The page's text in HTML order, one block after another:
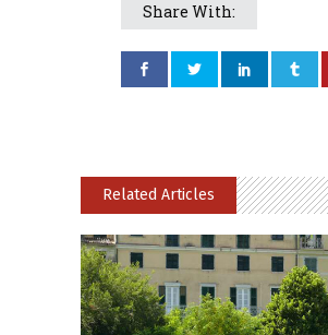
Share With:
Related Articles